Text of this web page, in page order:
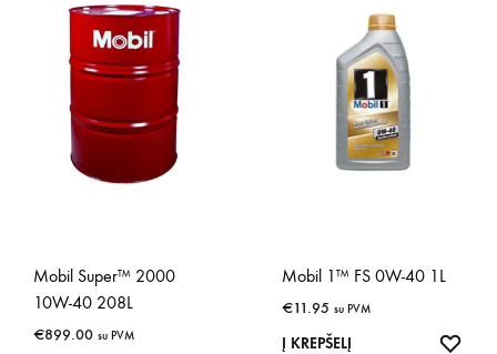
Mobil Super™ 2000
10W-40 208L
€899.00 su PVM
Mobil 1™ FS 0W-40 1L
€11.95 su PVM
Į KREPŠELĮ